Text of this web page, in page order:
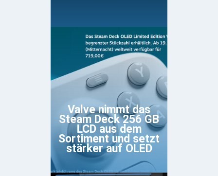
Valve nimmt das
Steam Deck 256 GB
LCD aus dem
Sortiment und setzt
stärker auf OLED